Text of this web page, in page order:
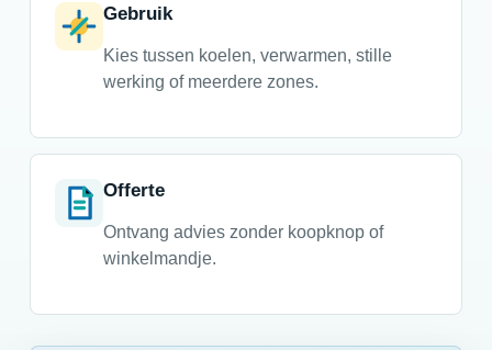
Gebruik
Kies tussen koelen, verwarmen, stille
werking of meerdere zones.
Offerte
Ontvang advies zonder koopknop of
winkelmandje.